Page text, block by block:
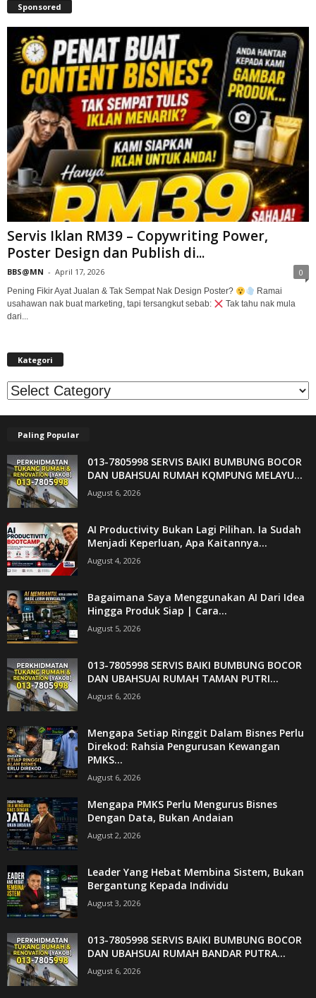
Sponsored
Servis Iklan RM39 – Copywriting Power,
Poster Design dan Publish di...
BBS@MN - April 17, 2026 0
Pening Fikir Ayat Jualan & Tak Sempat Nak Design Poster?
Ramai
usahawan nak buat marketing, tapi tersangkut sebab:
Tak tahu nak mula
dari...
Kategori
Kategori
Paling Popular
013-7805998 SERVIS BAIKI BUMBUNG BOCOR
DAN UBAHSUAI RUMAH KQMPUNG MELAYU...
August 6, 2026
AI Productivity Bukan Lagi Pilihan. Ia Sudah
Menjadi Keperluan, Apa Kaitannya...
August 4, 2026
Bagaimana Saya Menggunakan AI Dari Idea
Hingga Produk Siap | Cara...
August 5, 2026
013-7805998 SERVIS BAIKI BUMBUNG BOCOR
DAN UBAHSUAI RUMAH TAMAN PUTRI...
August 6, 2026
Mengapa Setiap Ringgit Dalam Bisnes Perlu
Direkod: Rahsia Pengurusan Kewangan
PMKS...
August 6, 2026
Mengapa PMKS Perlu Mengurus Bisnes
Dengan Data, Bukan Andaian
August 2, 2026
Leader Yang Hebat Membina Sistem, Bukan
Bergantung Kepada Individu
August 3, 2026
013-7805998 SERVIS BAIKI BUMBUNG BOCOR
DAN UBAHSUAI RUMAH BANDAR PUTRA...
August 6, 2026